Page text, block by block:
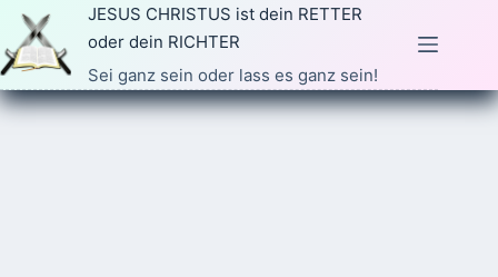
Zum
Inhalt
springen
JESUS CHRISTUS ist dein RETTER
oder dein RICHTER
Sei ganz sein oder lass es ganz sein!